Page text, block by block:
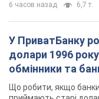
6 часов назад 6,7 т.
У ПриватБанку
долари 1996
обмінники та
Що робити, якщо банки